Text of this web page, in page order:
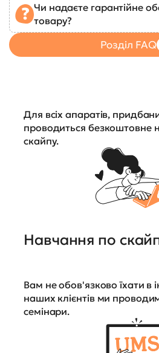
Чи надаєте гарантійне
товару?
Розділ FAQ
Для всіх апаратів,
проводиться безкоштовне
скайпу.
Навчання по
Вам не обов'язково їхати в
наших клієнтів ми
семінари.